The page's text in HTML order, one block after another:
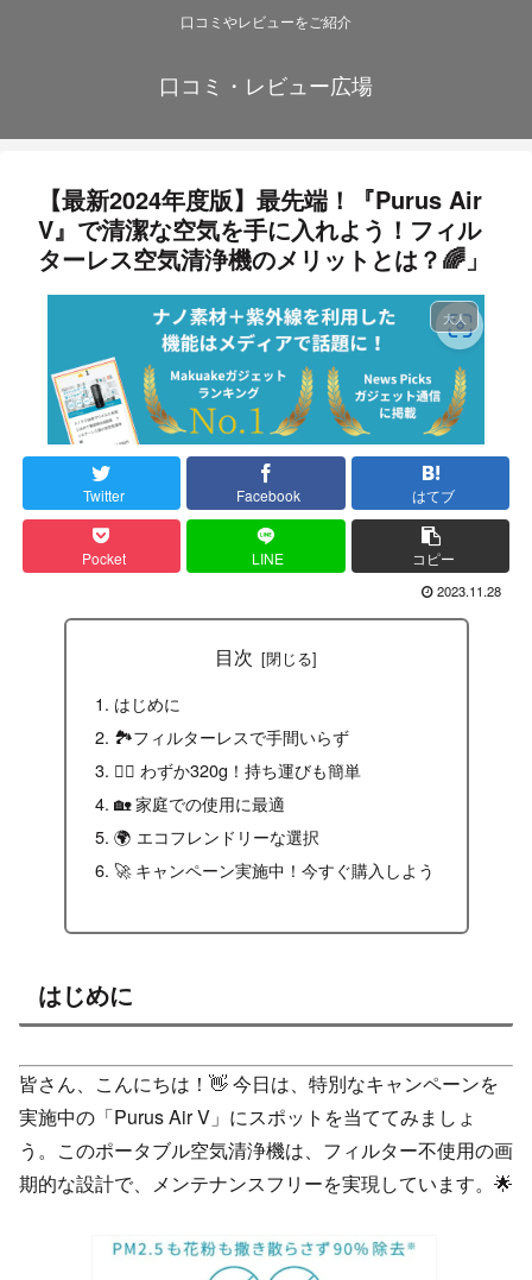
口コミやレビューをご紹介
口コミ・レビュー広場
【最新2024年度版】最先端！『Purus Air
V』で清潔な空気を手に入れよう！フィル
ターレス空気清浄機のメリットとは？🌈」
大人
Twitter Facebook はてブ
Pocket LINE コピー
2023.11.28
目次
はじめに
🏞️フィルターレスで手間いらず
🏃‍♂️ わずか320g！持ち運びも簡単
🏡 家庭での使用に最適
🌍 エコフレンドリーな選択
🚀 キャンペーン実施中！今すぐ購入しよう
はじめに
皆さん、こんにちは！👋 今日は、特別なキャンペーンを
実施中の「Purus Air V」にスポットを当ててみましょ
う。このポータブル空気清浄機は、フィルター不使用の画
期的な設計で、メンテナンスフリーを実現しています。🌟